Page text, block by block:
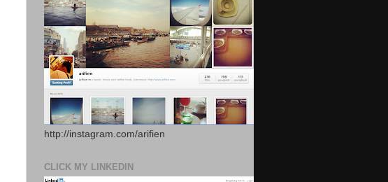
http://instagram.com/arifien
CLICK MY LINKEDIN